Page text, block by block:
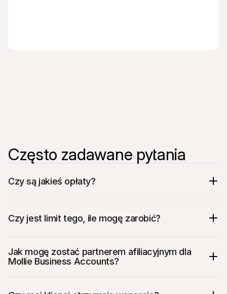
Często zadawane pytania
Czy są jakieś opłaty?
Czy jest limit tego, ile mogę zarobić?
Jak mogę zostać partnerem afiliacyjnym dla
Mollie Business Accounts?